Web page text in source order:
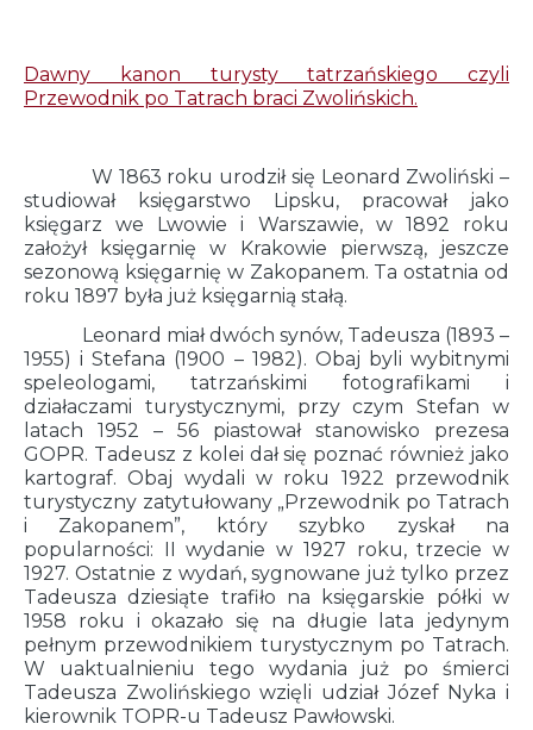
Dawny kanon turysty tatrzańskiego czyli
Przewodnik po Tatrach braci Zwolińskich.
W 1863 roku urodził się Leonard Zwoliński –
studiował księgarstwo Lipsku, pracował jako
księgarz we Lwowie i Warszawie, w 1892 roku
założył księgarnię w Krakowie pierwszą, jeszcze
sezonową księgarnię w Zakopanem. Ta ostatnia od
roku 1897 była już księgarnią stałą.
Leonard miał dwóch synów, Tadeusza (1893 –
1955) i Stefana (1900 – 1982). Obaj byli wybitnymi
speleologami, tatrzańskimi fotografikami i
działaczami turystycznymi, przy czym Stefan w
latach 1952 – 56 piastował stanowisko prezesa
GOPR. Tadeusz z kolei dał się poznać również jako
kartograf. Obaj wydali w roku 1922 przewodnik
turystyczny zatytułowany „Przewodnik po Tatrach
i Zakopanem”, który szybko zyskał na
popularności: II wydanie w 1927 roku, trzecie w
1927. Ostatnie z wydań, sygnowane już tylko przez
Tadeusza dziesiąte trafiło na księgarskie półki w
1958 roku i okazało się na długie lata jedynym
pełnym przewodnikiem turystycznym po Tatrach.
W uaktualnieniu tego wydania już po śmierci
Tadeusza Zwolińskiego wzięli udział Józef Nyka i
kierownik TOPR-u Tadeusz Pawłowski.